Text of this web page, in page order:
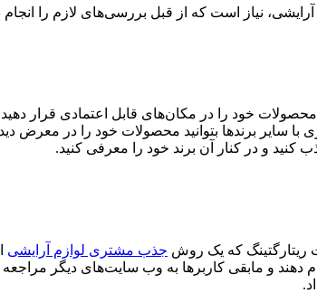
نیاز است که از قبل بررسی‌های لازم را
خود را در مکان‌های قابل اعتمادی قرار
با سایر برند‌ها بتوانید محصولات خود را در
و در کنار آن برند خود را معرفی کنید.
ریتارگتینگ که یک روش جذب مشتری لوازم آرایشی
و مابقی کاربرها به وب سایت‌های دیگر مراجعه